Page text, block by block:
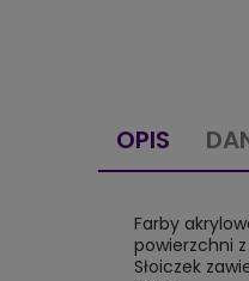
OPIS
Farby
powierzchni
Słoiczek